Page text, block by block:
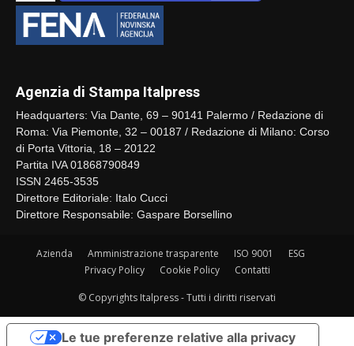
Agenzia di Stampa Italpress
Headquarters: Via Dante, 69 – 90141 Palermo / Redazione di
Roma: Via Piemonte, 32 – 00187 / Redazione di Milano: Corso
di Porta Vittoria, 18 – 20122
Partita IVA 01868790849
ISSN 2465-3535
Direttore Editoriale: Italo Cucci
Direttore Responsabile: Gaspare Borsellino
Azienda Amministrazione trasparente ISO 9001
ESG
Privacy Policy
Cookie Policy Contatti
© Copyrights Italpress - Tutti i diritti riservati
Le tue preferenze relative alla privacy